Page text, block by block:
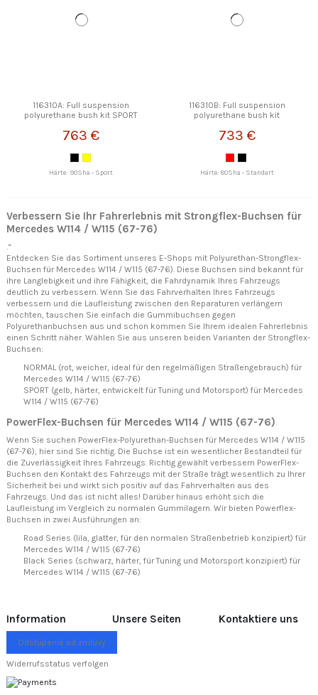
116310A: Full suspension
polyurethane bush kit SPORT
763 €
Härte: 90Sha - Sport
116310B: Full suspension
polyurethane bush kit
733 €
Härte: 80Sha - Standart
Verbessern Sie Ihr Fahrerlebnis mit Strongflex-Buchsen für
Mercedes W114 / W115 (67-76)
.“
Entdecken Sie das Sortiment unseres E-Shops mit Polyurethan-Strongflex-
Buchsen für Mercedes W114 / W115 (67-76). Diese Buchsen sind bekannt für
ihre Langlebigkeit und ihre Fähigkeit, die Fahrdynamik Ihres Fahrzeugs
deutlich zu verbessern. Wenn Sie das Fahrverhalten Ihres Fahrzeugs
verbessern und die Laufleistung zwischen den Reparaturen verlängern
möchten, tauschen Sie einfach die Gummibuchsen gegen
Polyurethanbuchsen aus und schon kommen Sie Ihrem idealen Fahrerlebnis
einen Schritt näher. Wählen Sie aus unseren beiden Varianten der Strongflex-
Buchsen:
NORMAL (rot, weicher, ideal für den regelmäßigen Straßengebrauch) für
Mercedes W114 / W115 (67-76)
SPORT (gelb, härter, entwickelt für Tuning und Motorsport) für Mercedes
W114 / W115 (67-76)
PowerFlex-Buchsen für Mercedes W114 / W115 (67-76)
Wenn Sie suchen PowerFlex-Polyurethan-Buchsen für Mercedes W114 / W115
(67-76), hier sind Sie richtig. Die Buchse ist ein wesentlicher Bestandteil für
die Zuverlässigkeit Ihres Fahrzeugs. Richtig gewählt verbessern PowerFlex-
Buchsen den Kontakt des Fahrzeugs mit der Straße trägt wesentlich zu Ihrer
Sicherheit bei und wirkt sich positiv auf das Fahrverhalten aus des
Fahrzeugs. Und das ist nicht alles! Darüber hinaus erhöht sich die
Laufleistung im Vergleich zu normalen Gummilagern. Wir bieten Powerflex-
Buchsen in zwei Ausführungen an:
Road Series (lila, glatter, für den normalen Straßenbetrieb konzipiert) für
Mercedes W114 / W115 (67-76)
Black Series (schwarz, härter, für Tuning und Motorsport konzipiert) für
Mercedes W114 / W115 (67-76)
Information Unsere Seiten Kontaktiere uns
Odstúpenie od zmluvy
Widerrufsstatus verfolgen